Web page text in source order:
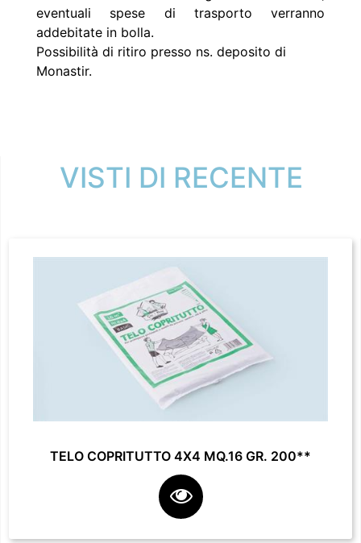
eventuali spese di trasporto verranno
addebitate in bolla.
Possibilità di ritiro presso ns. deposito di
Monastir.
VISTI DI RECENTE
TELO COPRITUTTO 4X4 MQ.16 GR. 200**